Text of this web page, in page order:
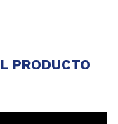
PRODUCTO